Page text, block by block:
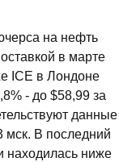
на нефть
в марте
ICE в Лондоне
- до $58,99 за
данные
мск. В последний
находилась ниже